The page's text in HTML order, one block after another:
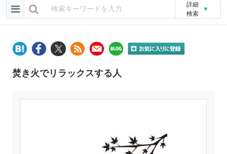
詳細
検索
▼
焚き火でリラックスする人